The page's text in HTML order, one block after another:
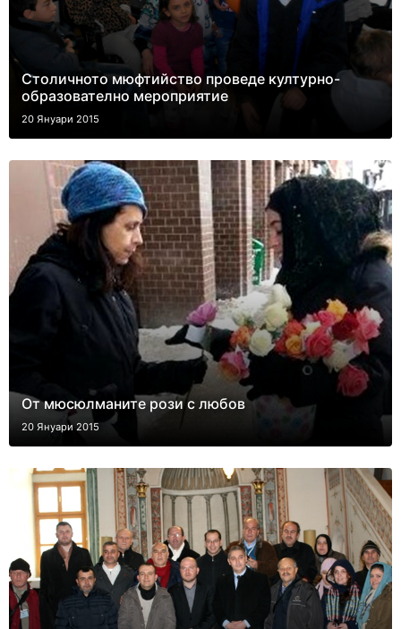
Столичното мюфтийство проведе културно-
образователно мероприятие
20 Януари 2015
От мюсюлманите рози с любов
20 Януари 2015